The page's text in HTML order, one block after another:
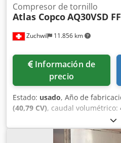
Zuchwil 11.856 km
Compresor de tornillo
Atlas CopcoAQ30VSD FF
Información de
precio
Estado: usado, Año de
(40,79 CV), caudal volumétrico:
, Compresor de aire
Fabricante: Atlas Copco
fabricación: 2019 Lugar de